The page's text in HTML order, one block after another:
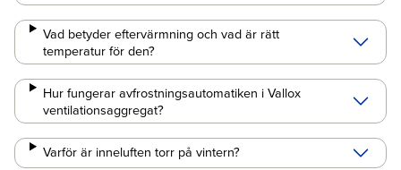
Vad betyder eftervärmning och vad är rätt
temperatur för den?
Hur fungerar avfrostningsautomatiken i Vallox
ventilationsaggregat?
Varför är inneluften torr på vintern?